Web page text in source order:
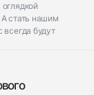
стать нашим
будут